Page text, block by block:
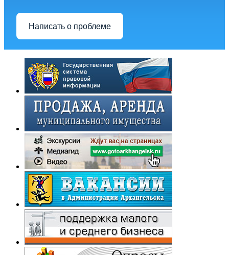
Написать о проблеме